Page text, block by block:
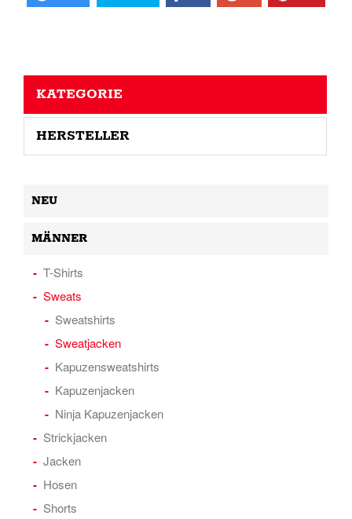
KATEGORIE
HERSTELLER
NEU
MÄNNER
T-Shirts
Sweats
Sweatshirts
Sweatjacken
Kapuzensweatshirts
Kapuzenjacken
Ninja Kapuzenjacken
Strickjacken
Jacken
Hosen
Shorts